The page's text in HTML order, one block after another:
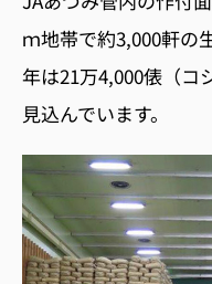
ｍ地帯で約3,000軒の
年は21万4,000俵（コ
見込んでいます。